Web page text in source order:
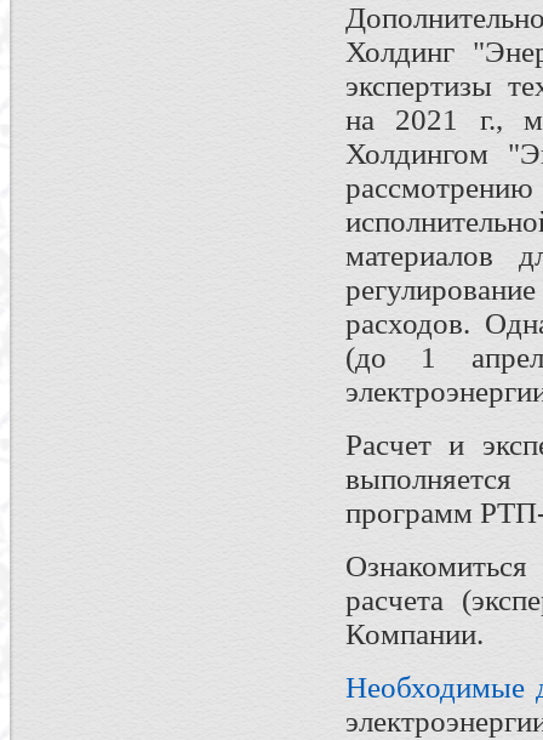
Холдинг
экспертизы
на 2021 г.,
Холдингом
материалов
расходов.
(до 1
Расчет и
программ
расчета
Компании.
Необходимые